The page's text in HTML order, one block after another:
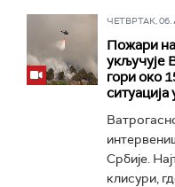
ЧЕТВРТАК, 06.
Пожари
укључује
гори око
Србије.
клисури,